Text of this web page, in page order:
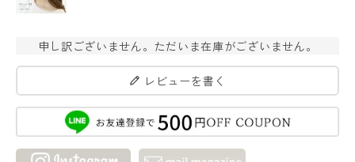
申し訳ございません。ただいま在庫がございません。
レビューを書く